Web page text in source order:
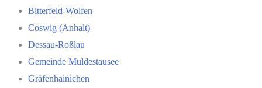
Bitterfeld-Wolfen
Coswig (Anhalt)
Dessau-Roßlau
Gemeinde Muldestausee
Gräfenhainichen